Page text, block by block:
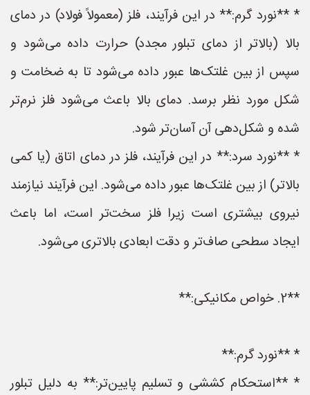
* **نورد گرم:** در این فرآیند، فلز (معمولاً فولاد) در دمای
بالا (بالاتر از دمای تبلور مجدد) حرارت داده می‌شود و
سپس از بین غلتک‌ها عبور داده می‌شود تا به ضخامت و
شکل مورد نظر برسد. دمای بالا باعث می‌شود فلز نرم‌تر
شده و شکل‌دهی آن آسان‌تر شود.
* **نورد سرد:** در این فرآیند، فلز در دمای اتاق (یا کمی
بالاتر) از بین غلتک‌ها عبور داده می‌شود. این فرآیند نیازمند
نیروی بیشتری است زیرا فلز سخت‌تر است، اما باعث
ایجاد سطحی صاف‌تر و دقت ابعادی بالاتری می‌شود.
**2. خواص مکانیکی:**
* **نورد گرم:**
* **استحکام کششی و تسلیم پایین‌تر:** به دلیل تبلور